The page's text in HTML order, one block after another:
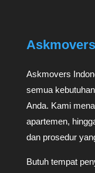
Askmovers
semua
Anda. Kami
apartemen,
dan prosedur
Butuh tempat